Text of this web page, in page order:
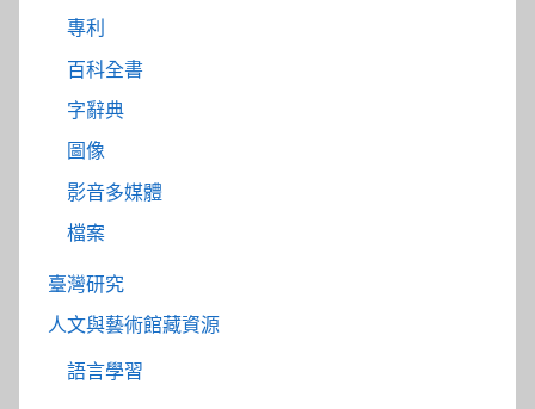
專利
百科全書
字辭典
圖像
影音多媒體
檔案
臺灣研究
人文與藝術館藏資源
語言學習